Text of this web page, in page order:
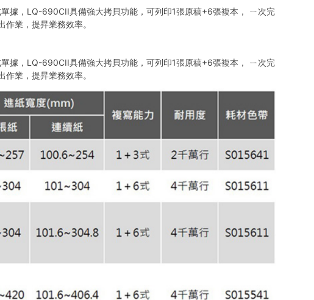
據，LQ-690CII具備強大拷貝功能，可列印1張原稿+6張複本， ㄧ次完
業，提昇業務效率。
據，LQ-690CII具備強大拷貝功能，可列印1張原稿+6張複本， ㄧ次完
業，提昇業務效率。